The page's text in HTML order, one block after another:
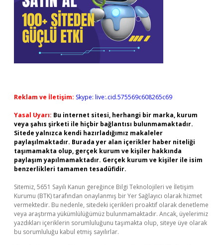
Reklam ve İletişim: Skype: live:.cid.575569c608265c69
Yasal Uyarı: Bu internet sitesi, herhangi bir marka, kurum
veya şahıs şirketi ile hiçbir bağlantısı bulunmamaktadır.
Sitede yalnızca kendi hazırladığımız makaleler
paylaşılmaktadır. Burada yer alan içerikler haber niteliği
taşımamakta olup, gerçek kurum ve kişiler hakkında
paylaşım yapılmamaktadır. Gerçek kurum ve kişiler ile isim
benzerlikleri tamamen tesadüfidir.
Sitemiz, 5651 Sayılı Kanun gereğince Bilgi Teknolojileri ve İletişim
Kurumu (BTK) tarafından onaylanmış bir Yer Sağlayıcı olarak hizmet
vermektedir. Bu nedenle, sitedeki içerikleri proaktif olarak denetleme
veya araştırma yükümlülüğümüz bulunmamaktadır. Ancak, üyelerimiz
yazdıkları içeriklerin sorumluluğunu taşımakta olup, siteye üye olarak
bu sorumluluğu kabul etmiş sayılırlar.